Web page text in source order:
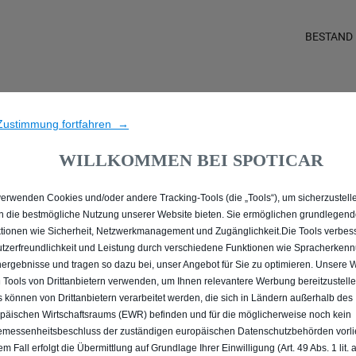
BESTAND
ALLE PEUGEOT 2008 IN
fortfahren →
WILLKOMMEN BEI SPOTICAR
Cookies und/oder andere Tracking-Tools (die „Tools“), um
die bestmögliche Nutzung unserer Website bieten. Sie ermöglichen
wie Sicherheit, Netzwerkmanagement und Zugänglichkeit.Die Tools
und Leistung durch verschiedene Funktionen wie
und tragen so dazu bei, unser Angebot für Sie zu optimieren. Unsere
Tools von Drittanbietern verwenden, um Ihnen relevantere Werbung
können von Drittanbietern verarbeitet werden, die sich in Ländern außerhalb des
Wirtschaftsraums (EWR) befinden und für die möglicherweise noch kein
der zuständigen europäischen Datenschutzbehörden
Fall erfolgt die Übermittlung auf Grundlage Ihrer Einwilligung (Art. 49 Abs. 1 lit.